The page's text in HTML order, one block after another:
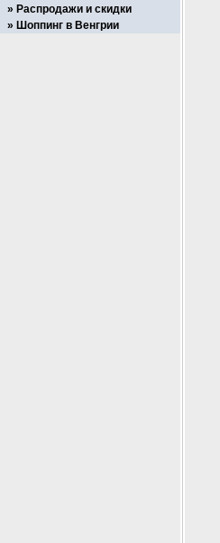
Распродажи и скидки
Шоппинг в Венгрии